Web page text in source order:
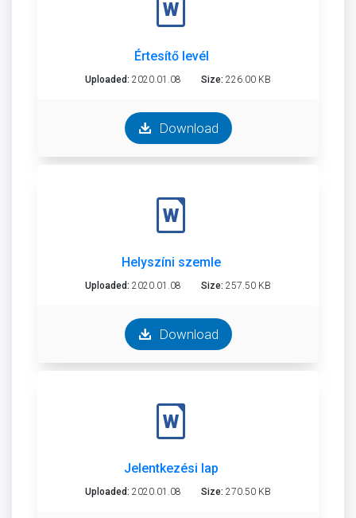
Értesítő levél
Uploaded: 2020.01.08 Size: 226.00 KB
Download
Helyszíni szemle
Uploaded: 2020.01.08 Size: 257.50 KB
Download
Jelentkezési lap
Uploaded: 2020.01.08 Size: 270.50 KB